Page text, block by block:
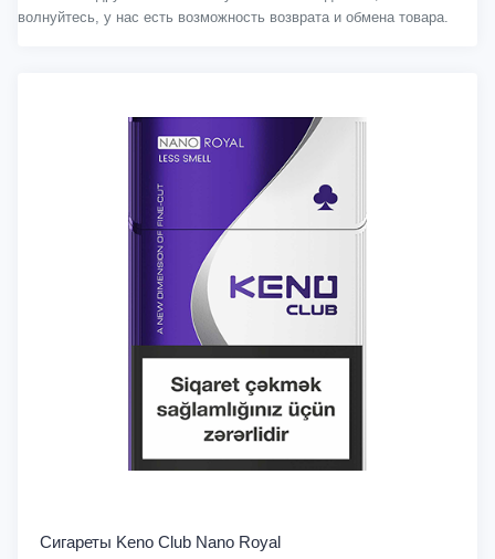
волнуйтесь, у нас есть возможность возврата и обмена товара.
Сигареты Keno Club Nano Royal